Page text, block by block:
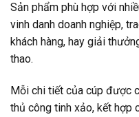
Sản phẩm phù hợp với
vinh danh doanh nghiệp,
khách hàng, hay giải
thao.
Mỗi chi tiết của cúp được
thủ công tinh xảo, kết hợp